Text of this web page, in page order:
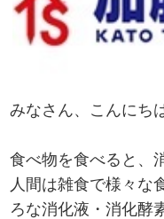
みなさん、こんにち
食べ物を食べると、
人間は雑食で様々な
ろな消化液・消化酵